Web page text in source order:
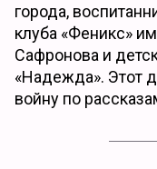
города,
клуба «Феникс»
Сафронова и
«Надежда». Этот
войну по